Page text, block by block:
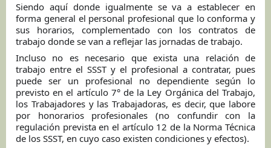
Siendo aquí donde igualmente se va a establecer en
forma general el personal profesional que lo conforma y
sus horarios, complementado con los contratos de
trabajo donde se van a reflejar las jornadas de trabajo.
Incluso no es necesario que exista una relación de
trabajo entre el SSST y el profesional a contratar, pues
puede ser un profesional no dependiente según lo
previsto en el artículo 7° de la Ley Orgánica del Trabajo,
los Trabajadores y las Trabajadoras, es decir, que labore
por honorarios profesionales (no confundir con la
regulación prevista en el artículo 12 de la Norma Técnica
de los SSST, en cuyo caso existen condiciones y efectos).